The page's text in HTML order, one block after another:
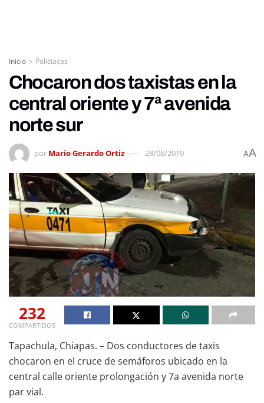
Inicio Policiacas
Chocaron dos taxistas en la
central oriente y 7ª avenida
norte sur
por Mario Gerardo Ortiz 28/06/2019 AA
232
COMPARTIDOS
Tapachula, Chiapas. – Dos conductores de taxis
chocaron en el cruce de semáforos ubicado en la
central calle oriente prolongación y 7a avenida norte
par vial.